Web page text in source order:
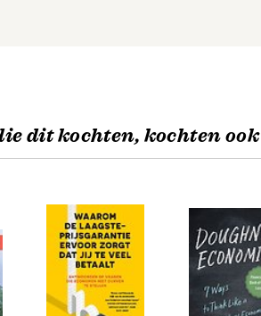
dit kochten, kochten ook